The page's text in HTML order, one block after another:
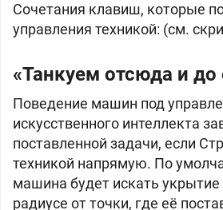
Сочетания клавиш, которые
управления техникой: (см.
«Танкуем отсюда и до
Поведение машин под
искусственного интеллекта
поставленной задачи, если
техникой напрямую. По
машина будет искать
радиусе от точки, где её